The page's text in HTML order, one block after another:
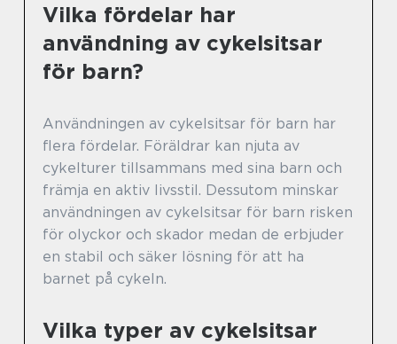
Vilka fördelar har
användning av cykelsitsar
för barn?
Användningen av cykelsitsar för barn har
flera fördelar. Föräldrar kan njuta av
cykelturer tillsammans med sina barn och
främja en aktiv livsstil. Dessutom minskar
användningen av cykelsitsar för barn risken
för olyckor och skador medan de erbjuder
en stabil och säker lösning för att ha
barnet på cykeln.
Vilka typer av cykelsitsar